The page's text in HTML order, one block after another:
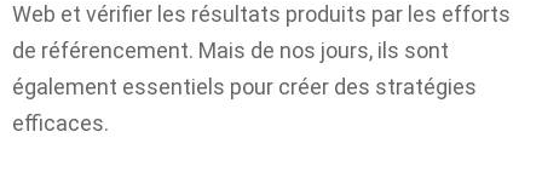
Web et vérifier les résultats produits par les efforts
de référencement. Mais de nos jours, ils sont
également essentiels pour créer des stratégies
efficaces.